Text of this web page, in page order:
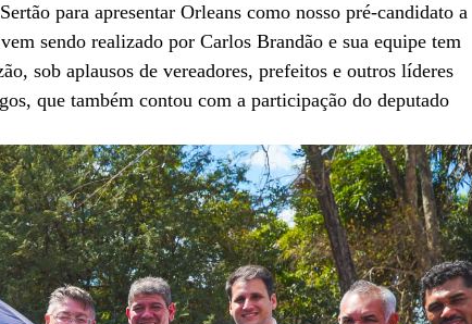
para apresentar Orleans como nosso pré-candidato a
sendo realizado por Carlos Brandão e sua equipe tem
sob aplausos de vereadores, prefeitos e outros líderes
que também contou com a participação do deputado